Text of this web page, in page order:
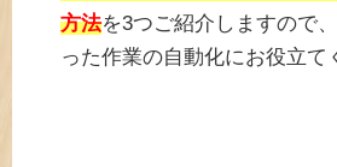
方法を3つご紹介しますので
った作業の自動化にお役立て